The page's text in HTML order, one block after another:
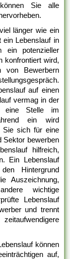
Sie alle
länger wie ein
ein Lebenslauf in
potenzieller
konfrontiert wird,
von Bewerbern
auf einen
vermag in der
eine Stelle im
ein wird
Sie sich für eine
Sektor bewerben
hilfreich,
Ein Lebenslauf
Hintergrund
Auszeichnung,
wichtige
Lebenslauf
und trennt
können
auf,